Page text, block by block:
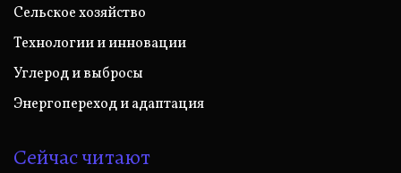
Сельское хозяйство
Технологии и инновации
Углерод и выбросы
Энергопереход и адаптация
Сейчас читают